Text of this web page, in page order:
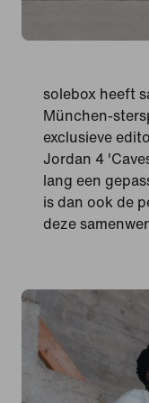
solebox heeft
München-
exclusieve
Jordan 4
lang een
is dan ook de
deze